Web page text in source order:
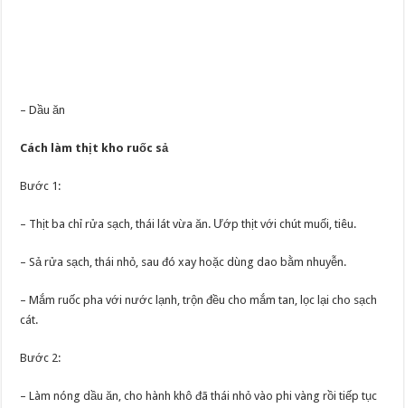
– Dầu ăn
Cách làm thịt kho ruốc sả
Bước 1:
– Thịt ba chỉ rửa sạch, thái lát vừa ăn. Ướp thịt với chút muối, tiêu.
– Sả rửa sạch, thái nhỏ, sau đó xay hoặc dùng dao bằm nhuyễn.
– Mắm ruốc pha với nước lạnh, trộn đều cho mắm tan, lọc lại cho sạch
cát.
Bước 2:
– Làm nóng dầu ăn, cho hành khô đã thái nhỏ vào phi vàng rồi tiếp tục